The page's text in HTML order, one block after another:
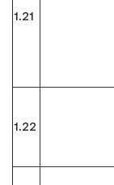
1.21
1.22